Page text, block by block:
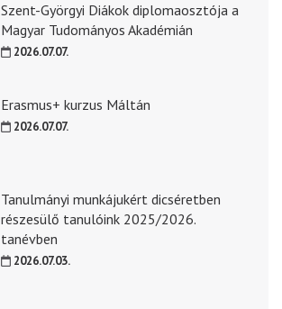
Szent-Györgyi Diákok diplomaosztója a
Magyar Tudományos Akadémián
2026.07.07.
Erasmus+ kurzus Máltán
2026.07.07.
Tanulmányi munkájukért dicséretben
részesülő tanulóink 2025/2026.
tanévben
2026.07.03.